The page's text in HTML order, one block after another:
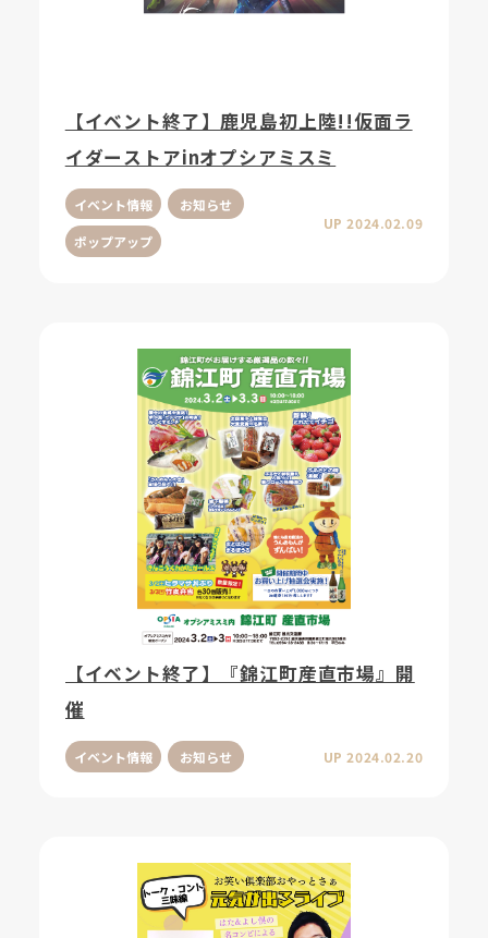
【イベント終了】鹿児島初上陸!!仮面ラ
イダーストアinオプシアミスミ
イベント情報 お知らせ
ポップアップ
UP 2024.02.09
【イベント終了】『錦江町産直市場』開
催
イベント情報 お知らせ UP 2024.02.20